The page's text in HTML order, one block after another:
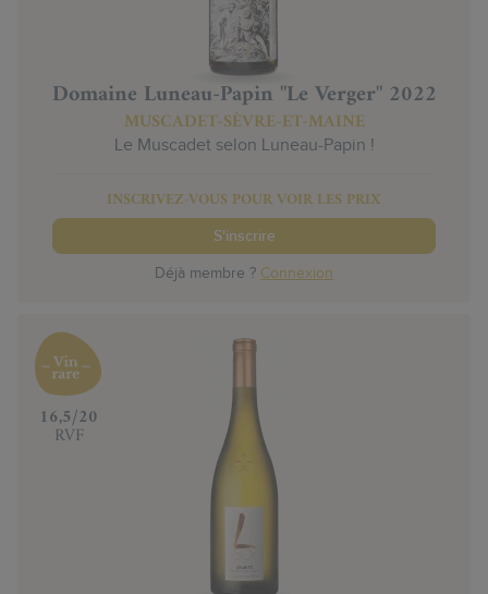
Domaine Luneau-Papin "Le Verger" 2022
MUSCADET-SÈVRE-ET-MAINE
Le Muscadet selon Luneau-Papin !
INSCRIVEZ-VOUS POUR VOIR LES PRIX
S'inscrire
Déjà membre ? Connexion
‍16,5/20
RVF